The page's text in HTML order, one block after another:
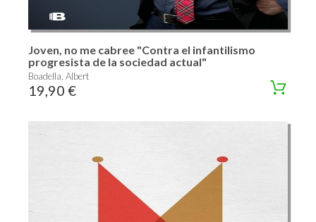
Joven, no me cabree "Contra el infantilismo
progresista de la sociedad actual"
Boadella, Albert
19,90 €